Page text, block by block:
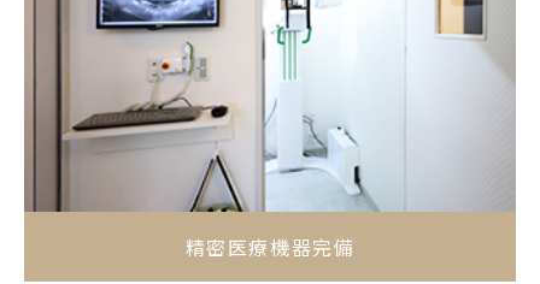
精密医療機器完備